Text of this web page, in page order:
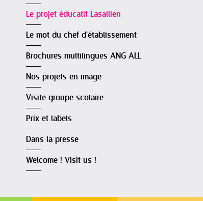
Le projet éducatif Lasallien
Le mot du chef d'établissement
Brochures multilingues ANG ALL
Nos projets en image
Visite groupe scolaire
Prix et labels
Dans la presse
Welcome ! Visit us !